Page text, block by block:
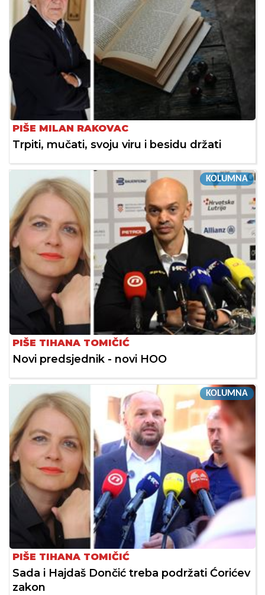
PIŠE MILAN RAKOVAC
Trpiti, mučati, svoju viru i besidu držati
KOLUMNA
PIŠE TIHANA TOMIČIĆ
Novi predsjednik - novi HOO
KOLUMNA
PIŠE TIHANA TOMIČIĆ
Sada i Hajdaš Dončić treba podržati Ćorićev
zakon